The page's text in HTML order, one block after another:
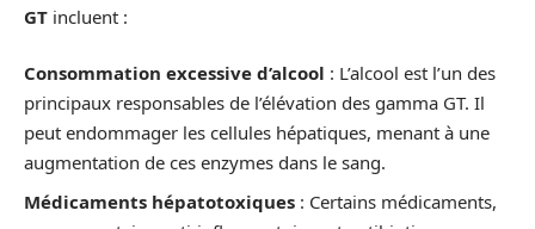
GT incluent :
Consommation excessive d’alcool : L’alcool est l’un des
principaux responsables de l’élévation des gamma GT. Il
peut endommager les cellules hépatiques, menant à une
augmentation de ces enzymes dans le sang.
Médicaments hépatotoxiques : Certains médicaments,